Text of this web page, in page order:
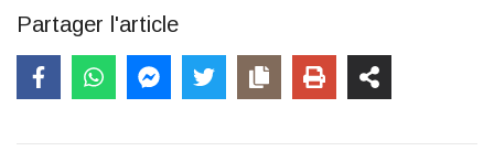
Partager l'article